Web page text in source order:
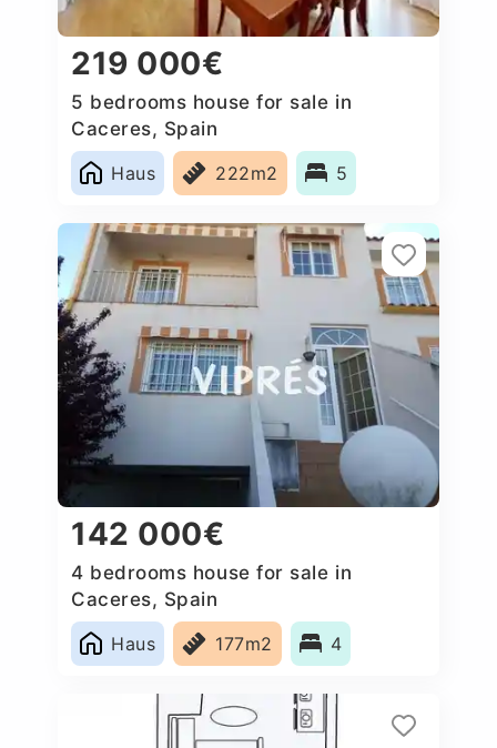
219 000€
5 bedrooms house for sale in
Caceres‎, Spain
Haus
222m2 5
142 000€
4 bedrooms house for sale in
Caceres, Spain
Haus
177m2 4